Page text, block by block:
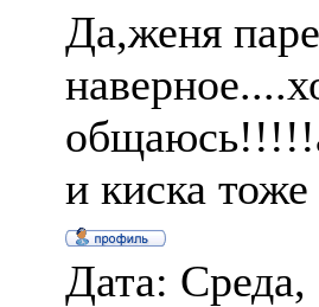
Да,женя
и киска тоже
Дата: